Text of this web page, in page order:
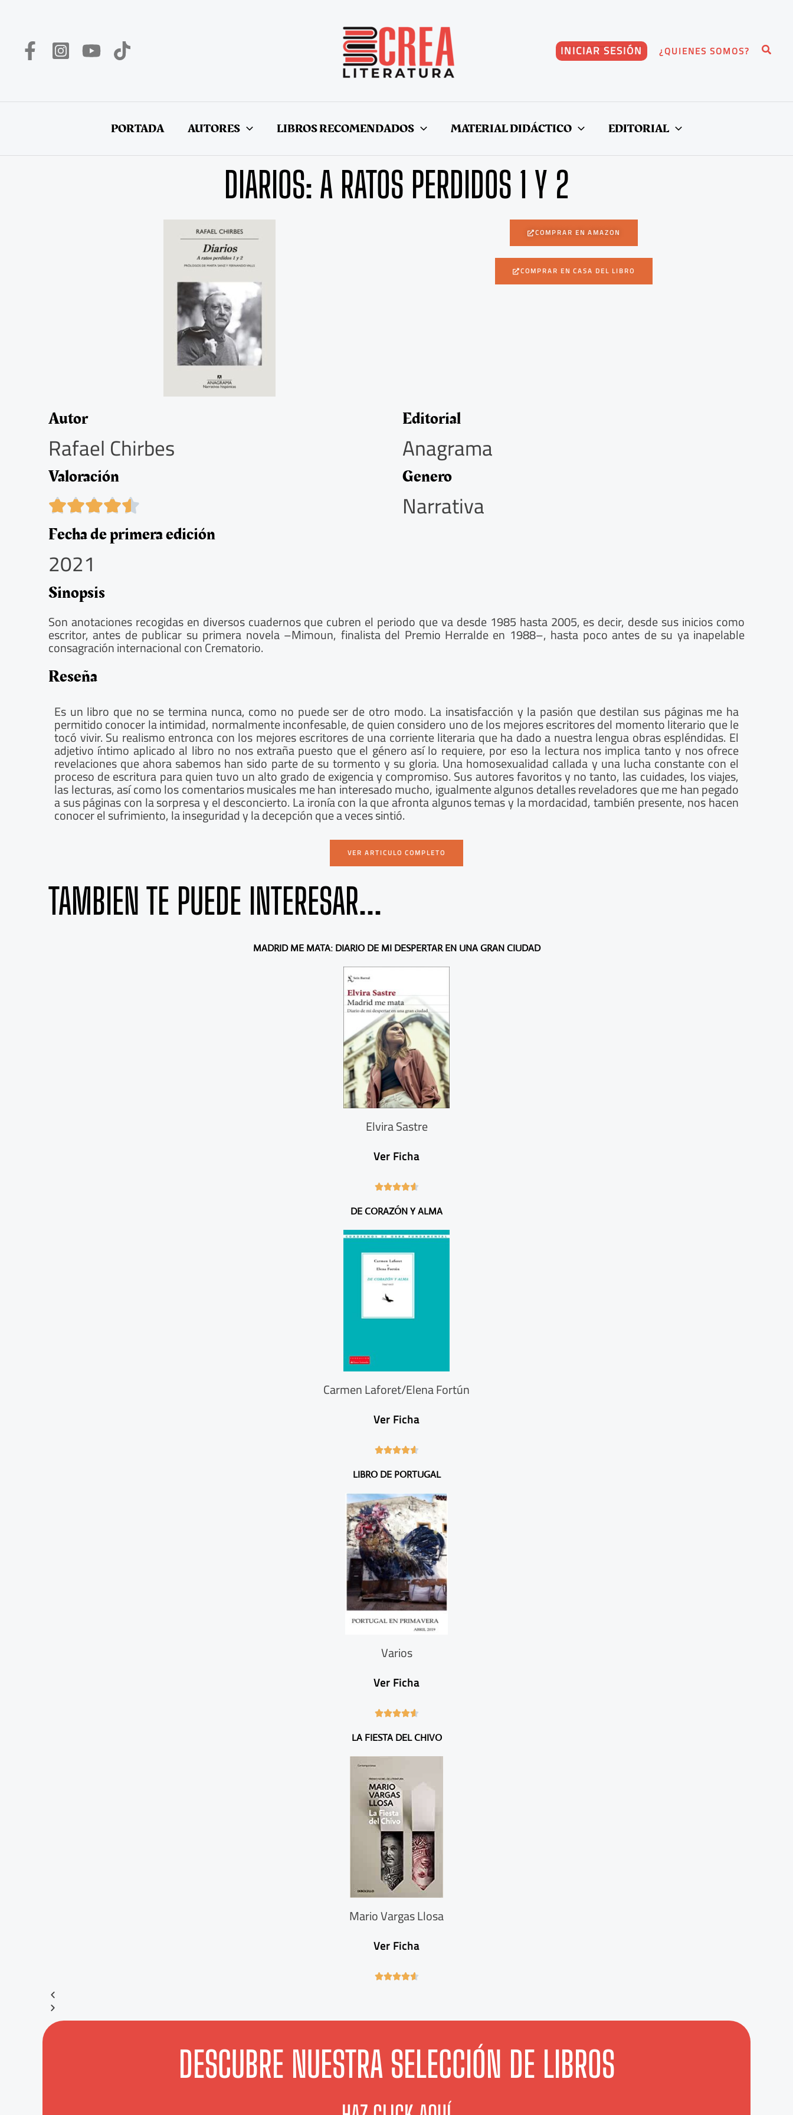
INICIAR SESIÓN ¿QUIENES SOMOS? Buscar
PORTADA AUTORES LIBROS RECOMENDADOS MATERIAL DIDÁCTICO EDITORIAL
DIARIOS: A RATOS PERDIDOS 1 Y 2
COMPRAR EN AMAZON
COMPRAR EN CASA DEL LIBRO
Autor
Rafael Chirbes
Valoración

5
/
Fecha de primera edición
2021
Editorial
Anagrama
Genero
Narrativa
Sinopsis
Son anotaciones recogidas en diversos cuadernos que cubren el periodo que va desde 1985 hasta 2005, es decir, desde sus inicios como
escritor, antes de publicar su primera novela –Mimoun, finalista del Premio Herralde en 1988–, hasta poco antes de su ya inapelable
consagración internacional con Crematorio.
Reseña
Es un libro que no se termina nunca, como no puede ser de otro modo. La insatisfacción y la pasión que destilan sus páginas me ha
permitido conocer la intimidad, normalmente inconfesable, de quien considero uno de los mejores escritores del momento literario que le
tocó vivir. Su realismo entronca con los mejores escritores de una corriente literaria que ha dado a nuestra lengua obras espléndidas. El
adjetivo íntimo aplicado al libro no nos extraña puesto que el género así lo requiere, por eso la lectura nos implica tanto y nos ofrece
revelaciones que ahora sabemos han sido parte de su tormento y su gloria. Una homosexualidad callada y una lucha constante con el
proceso de escritura para quien tuvo un alto grado de exigencia y compromiso. Sus autores favoritos y no tanto, las cuidades, los viajes,
las lecturas, así como los comentarios musicales me han interesado mucho, igualmente algunos detalles reveladores que me han pegado
a sus páginas con la sorpresa y el desconcierto. La ironía con la que afronta algunos temas y la mordacidad, también presente, nos hacen
conocer el sufrimiento, la inseguridad y la decepción que a veces sintió.
VER ARTICULO COMPLETO
TAMBIEN TE PUEDE INTERESAR...
MADRID ME MATA: DIARIO DE MI DESPERTAR EN UNA GRAN CIUDAD
Elvira Sastre
Ver Ficha
4
6
5
DE CORAZÓN Y ALMA
Carmen Laforet/Elena Fortún
Ver Ficha
4
6
5
LIBRO DE PORTUGAL
Varios
Ver Ficha
4
6
LA FIESTA DEL CHIVO
Mario Vargas Llosa
Ver Ficha
4
DESCUBRE NUESTRA SELECCIÓN DE LIBROS